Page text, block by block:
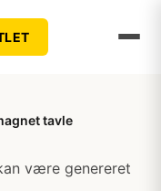
tavle
være genereret